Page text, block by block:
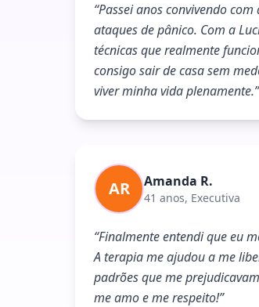
“Passei anos convivendo com
ataques de pânico. Com a
técnicas que realmente
consigo sair de casa sem
viver minha vida plenamente.”
AR Amanda R.
41 anos, Executiva
“Finalmente entendi que eu
A terapia me ajudou a me
padrões que me
me amo e me respeito!”